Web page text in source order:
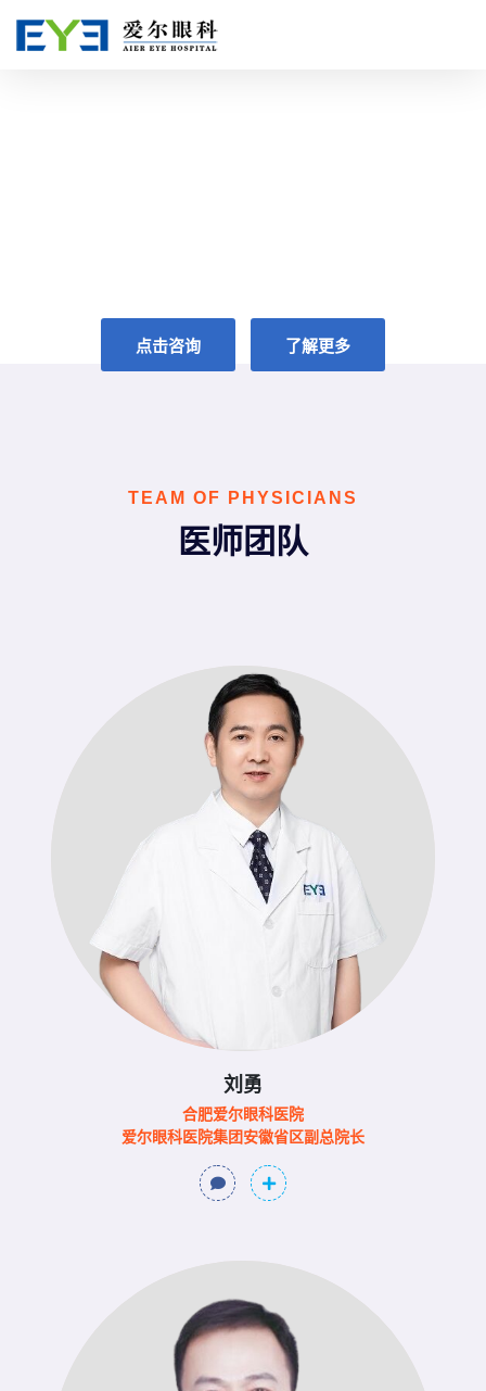
点击咨询 了解更多
TEAM OF PHYSICIANS
医师团队
刘勇
合肥爱尔眼科医院
爱尔眼科医院集团安徽省区副总院长